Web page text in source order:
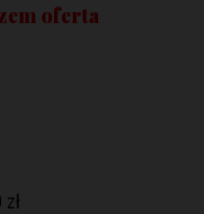
oferta